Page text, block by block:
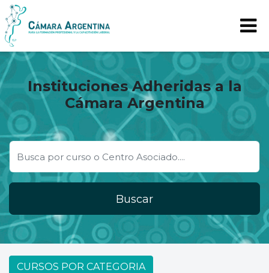
Instituciones Adheridas a la
Cámara Argentina
Buscar
CURSOS POR CATEGORIA